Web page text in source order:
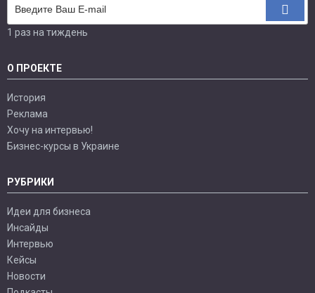
1 раз на тиждень
О ПРОЕКТЕ
История
Реклама
Хочу на интервью!
Бизнес-курсы в Украине
РУБРИКИ
Идеи для бизнеса
Инсайды
Интервью
Кейсы
Новости